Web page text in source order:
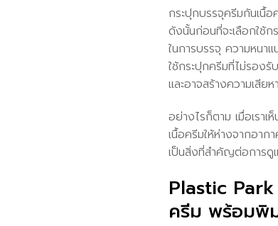
กระปุกบรรจุครีมกันเนื้
ดังนั้นก่อนที่จะเลือกใช้ก
ในการบรรจุ ความหนา
ใช้กระปุกครีมที่ไม่รอง
และอาจสร้างความเสีย
อย่างไรก็ตาม เมื่อเรา
เนื้อครีมให้ห่างจากอา
เป็นสิ่งที่สำคัญต่อการ
Plastic
ครีม พร้อมพิ